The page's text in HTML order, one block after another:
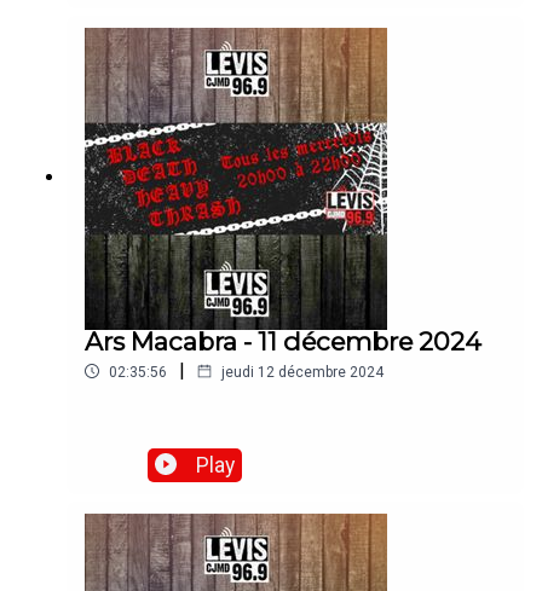
Ars Macabra - 11 décembre 2024
02:35:56 | jeudi 12 décembre 2024
Play